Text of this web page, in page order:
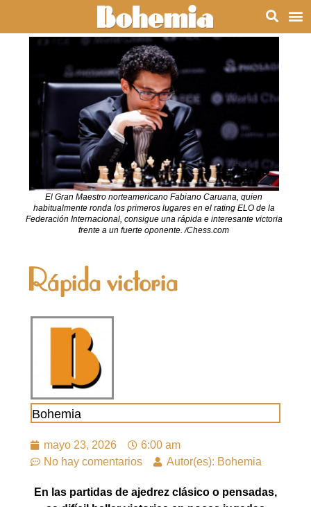
El Gran Maestro norteamericano Fabiano Caruana, quien
habitualmente ronda los primeros lugares en el rating ELO de la
Federación Internacional, consigue una rápida e interesante victoria
frente a un fuerte oponente. /Chess.com
Rápida victoria
Bohemia
mayo 23, 2026
6:00 am
No hay comentarios
Autor(es): Bohemia
En las partidas de ajedrez clásico o pensadas,